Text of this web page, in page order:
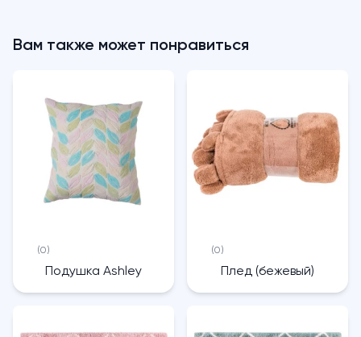
Вам также может понравиться
(0)
Подушка Ashley
(0)
Плед (бежевый)